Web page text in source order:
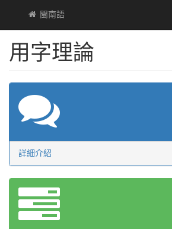
閩南語
用字理論
詳細介紹